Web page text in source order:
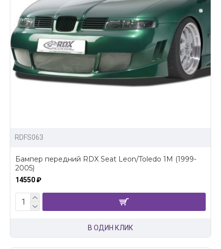
RDFS063
Бампер передний RDX Seat Leon/Toledo 1M (1999-
2005)
14550 ₽
В ОДИН КЛИК